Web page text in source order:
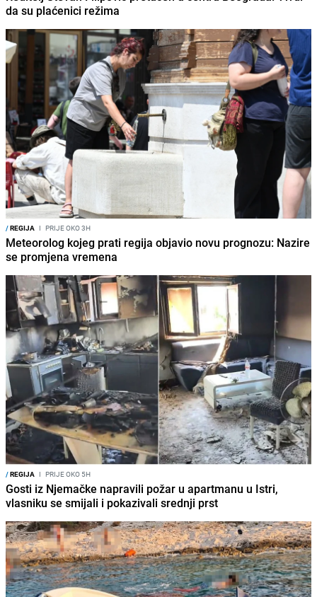
da su plaćenici režima
/REGIJA I PRIJE OKO 3H
Meteorolog kojeg prati regija objavio novu prognozu: Nazire
se promjena vremena
/REGIJA I PRIJE OKO 5H
Gosti iz Njemačke napravili požar u apartmanu u Istri,
vlasniku se smijali i pokazivali srednji prst